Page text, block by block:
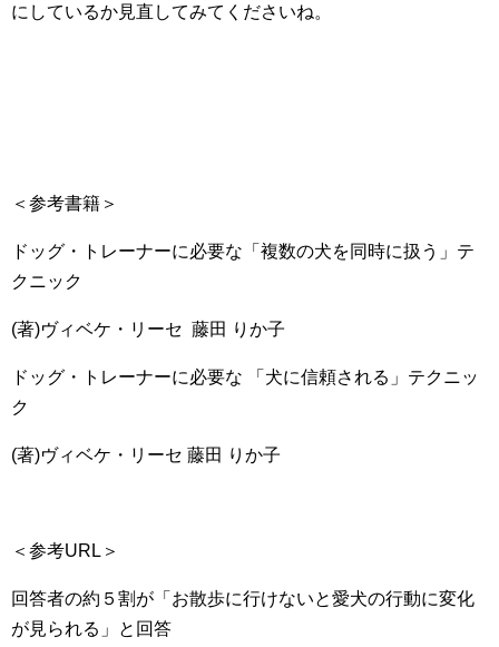
にしているか見直してみてくださいね。
＜参考書籍＞
ドッグ・トレーナーに必要な「複数の犬を同時に扱う」テ
クニック
(著)ヴィベケ・リーセ 藤田 りか子
ドッグ・トレーナーに必要な 「犬に信頼される」テクニッ
ク
(著)ヴィベケ・リーセ 藤田 りか子
＜参考URL＞
回答者の約５割が「お散歩に行けないと愛犬の行動に変化
が見られる」と回答